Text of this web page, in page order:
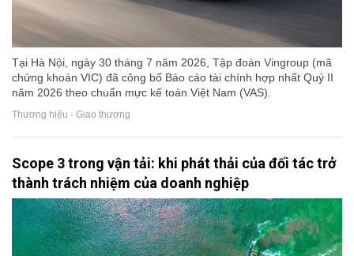
Tại Hà Nội, ngày 30 tháng 7 năm 2026, Tập đoàn Vingroup (mã
chứng khoán VIC) đã công bố Báo cáo tài chính hợp nhất Quý II
năm 2026 theo chuẩn mực kế toán Việt Nam (VAS).
Thương hiệu - Giao thương
Scope 3 trong vận tải: khi phát thải của đối tác trở
thành trách nhiệm của doanh nghiệp